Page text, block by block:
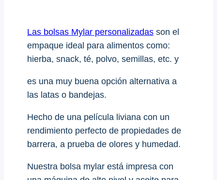
Las bolsas Mylar personalizadas son el
empaque ideal para alimentos como:
hierba, snack, té, polvo, semillas, etc. y
es una muy buena opción alternativa a
las latas o bandejas.
Hecho de una película liviana con un
rendimiento perfecto de propiedades de
barrera, a prueba de olores y humedad.
Nuestra bolsa mylar está impresa con